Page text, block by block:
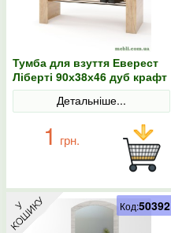
Тумба для взуття Еверест
Ліберті 90х38х46 дуб крафт
золотий
Детальніше...
1 грн.
Код:50392